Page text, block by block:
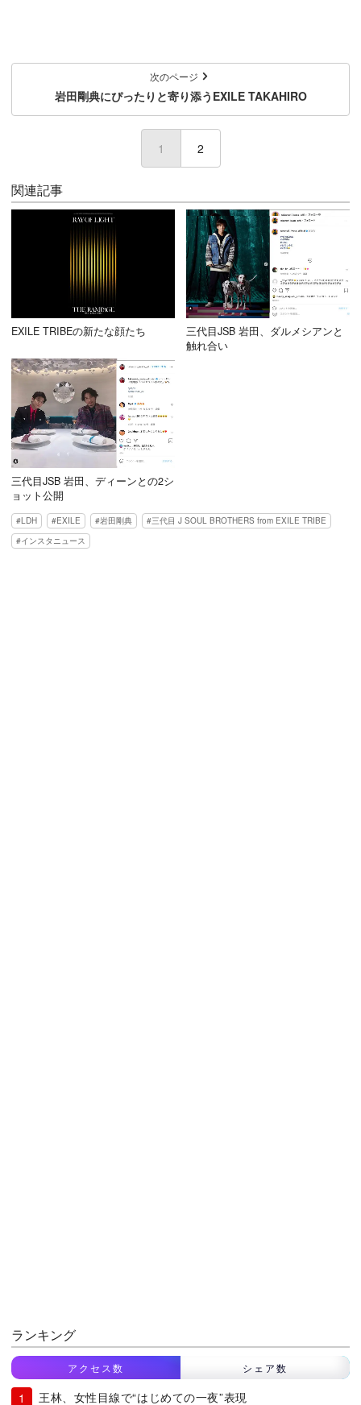
次のページ
岩田剛典にぴったりと寄り添うEXILE TAKAHIRO
1 (current)
2
関連記事
EXILE TRIBEの新たな顔たち
三代目JSB 岩田、ダルメシアンと
触れ合い
三代目JSB 岩田、ディーンとの2シ
ョット公開
LDH EXILE 岩田剛典
三代目 J SOUL BROTHERS from EXILE TRIBE
インスタニュース
ランキング
アクセス数 シェア数
王林、女性目線で“はじめての一夜”表現